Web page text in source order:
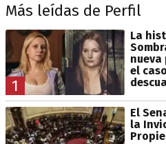
Más leídas de Perfil
1
La
nueva
el
El
la